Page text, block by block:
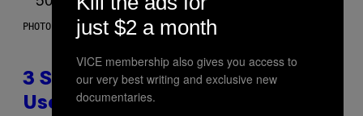
PHOTO BY GREGORY BOJORQUEZ/GETTY IMAGES
3 Songs That Were Commonly
Used As a Ringtone or Voicemail
just $2 a month
VICE membership also gives you access to
our very best writing and exclusive new
documentaries.